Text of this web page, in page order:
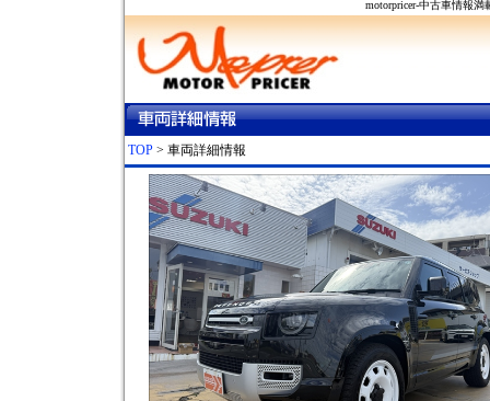
motorpricer-中古車情報
TOP > 車両詳細情報